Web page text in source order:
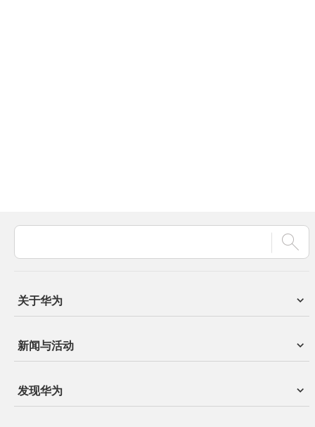
关于华为
新闻与活动
发现华为